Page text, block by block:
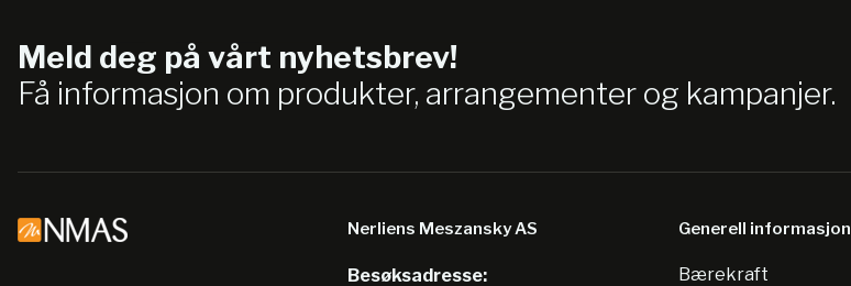
Meld deg på vårt nyhetsbrev!
Få informasjon om produkter, arrangementer og kampanjer.
Nerliens Meszansky AS
Besøksadresse:
Generell informasjon
Bærekraft